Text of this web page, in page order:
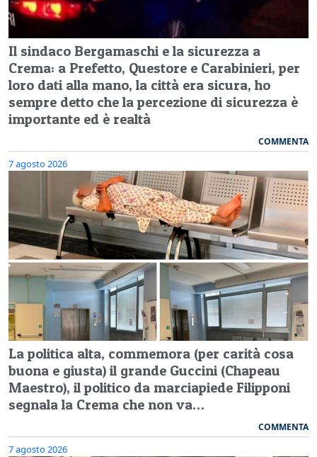
Il sindaco Bergamaschi e la sicurezza a
Crema: a Prefetto, Questore e Carabinieri, per
loro dati alla mano, la città era sicura, ho
sempre detto che la percezione di sicurezza è
importante ed è realtà
COMMENTA
7 agosto 2026
La politica alta, commemora (per carità cosa
buona e giusta) il grande Guccini (Chapeau
Maestro), il politico da marciapiede Filipponi
segnala la Crema che non va…
COMMENTA
7 agosto 2026